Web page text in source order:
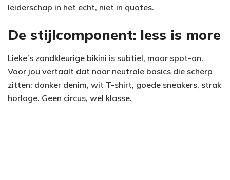
leiderschap in het echt, niet in quotes.
De stijlcomponent: less is more
Lieke’s zandkleurige bikini is subtiel, maar spot-on.
Voor jou vertaalt dat naar neutrale basics die scherp
zitten: donker denim, wit T-shirt, goede sneakers, strak
horloge. Geen circus, wel klasse.